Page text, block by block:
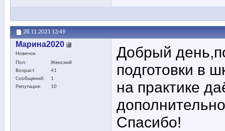
28.11.2023 13:49
Марина2020
Новичок
Пол
Женский
Возраст
41
Сообщений
1
Репутация
10
Добрый
подготовки в
на практике
Спасибо!